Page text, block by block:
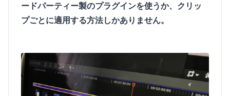
ードパーティー製のプラグインを使うか、クリッ
プごとに適用する方法しかありません。